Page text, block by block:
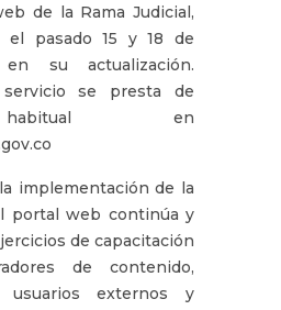
de la Rama Judicial,
el pasado 15 y 18 de
su actualización.
se presta de
en
implementación de la
portal web continúa y
de capacitación
de contenido,
usuarios externos y